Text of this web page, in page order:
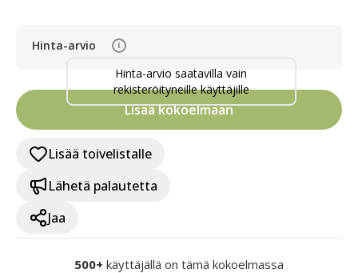
Hinta-arvio i
Hinta-arvio saatavilla vain
rekisteröityneille käyttäjille
Lisää kokoelmaan
Lisää toivelistalle
Lähetä palautetta
Jaa
500+ käyttäjällä on tämä kokoelmassa